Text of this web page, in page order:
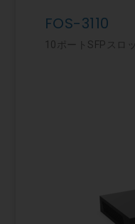
FOS-3110
10ポートSFPスロ